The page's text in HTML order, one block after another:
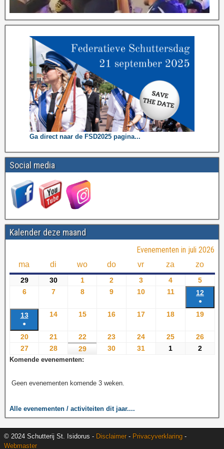
Ga direct naar de FSD2025 pagina...
Social media
Kalender deze maand
Evenementen in juli 2026
ma di wo do vr za zo
29 30 1 2 3 4
5
6
7 8 9 10 11 12
●
13
●
14 15 16 17 18 19
20 21 22 23 24 25
26
27
28 29 30 31 1 2
Komende evenementen:
Geen evenementen komende 3 weken.
Alle evenementen / activiteiten dit jaar....
© 2024 Schutterij St. Isidorus - Disclaimer - Privacyverklaring -
Webmaster